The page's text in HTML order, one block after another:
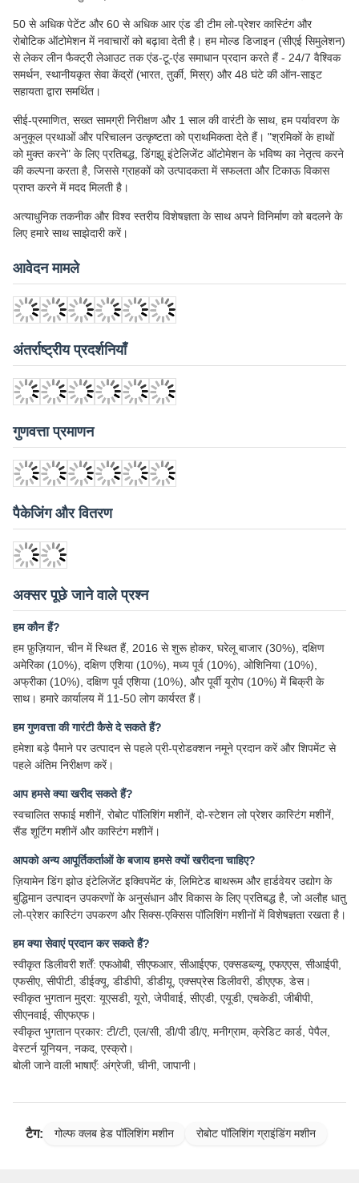
पॉलिशिंग उपकरण और टर्नकी उत्पादन लाइनें शामिल हैं, जो वाटर मीटर कास्टिंग, डोर
लॉक, ऑटो पार्ट्स और प्रिसिजन डिबरिंग जैसे उद्योगों की सेवा करती हैं।
30 से अधिक देशों (तुर्की, भारत, मैक्सिको, यूएसए, दक्षिण पूर्व एशिया, आदि) में निर्यात
और कोहलर और Toto जैसे शीर्ष ब्रांडों के साथ साझेदारी के साथ, हम गतिशील दबाव
से निर्माताओं को सुरक्षित, हरित और स्मार्ट उत्पादन के साथ सशक्त बनाते हैं।
50 से अधिक पेटेंट और 60 से अधिक आर एंड डी टीम लो-प्रेशर कास्टिंग और
रोबोटिक ऑटोमेशन में नवाचारों को बढ़ावा देती है। हम मोल्ड डिजाइन (सीएई सिमुलेशन)
से लेकर लीन फैक्ट्री लेआउट तक एंड-टू-एंड समाधान प्रदान करते हैं - 24/7 वैश्विक
सहायता द्वारा समर्थित।
अनुकूल प्रथाओं और परिचालन उत्कृष्टता को प्राथमिकता देते हैं। "श्रमिकों के हाथों
को मुक्त करने" के लिए प्रतिबद्ध, डिंगझू इंटेलिजेंट ऑटोमेशन के भविष्य का नेतृत्व करने
की कल्पना करता है, जिससे ग्राहकों को उत्पादकता में सफलता और टिकाऊ विकास
प्राप्त करने में मदद मिलती है।
अत्याधुनिक तकनीक और विश्व स्तरीय विशेषज्ञता के साथ अपने विनिर्माण को बदलने के
लिए हमारे साथ साझेदारी करें।
आवेदन मामले